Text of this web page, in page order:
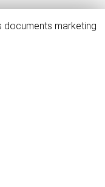
documents marketing